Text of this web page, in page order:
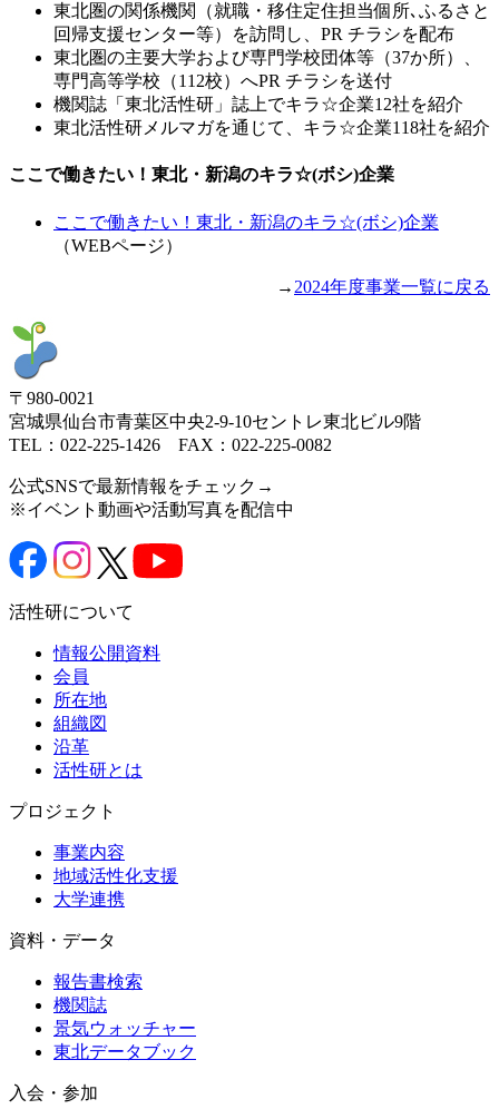
東北圏の関係機関（就職・移住定住担当個所､ふるさと
回帰支援センター等）を訪問し、PR チラシを配布
東北圏の主要大学および専門学校団体等（37か所）、
専門高等学校（112校）へPR チラシを送付
機関誌「東北活性研」誌上でキラ☆企業12社を紹介
東北活性研メルマガを通じて、キラ☆企業118社を紹介
ここで働きたい！東北・新潟のキラ☆(ボシ)企業
ここで働きたい！東北・新潟のキラ☆(ボシ)企業
（WEBページ）
→ 2024年度事業一覧に戻る
〒980-0021
宮城県仙台市青葉区中央2-9-10セントレ東北ビル9階
TEL：022-225-1426 FAX：022-225-0082
公式SNSで最新情報をチェック→
※イベント動画や活動写真を配信中
活性研について
情報公開資料
会員
所在地
組織図
沿革
活性研とは
プロジェクト
事業内容
地域活性化支援
大学連携
資料・データ
報告書検索
機関誌
景気ウォッチャー
東北データブック
入会・参加